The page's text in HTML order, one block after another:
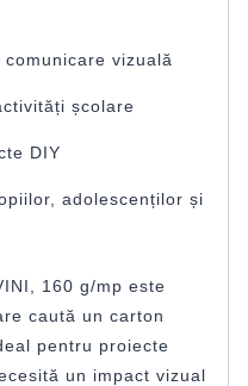
vizuală
școlare
DIY
adolescenților și
160 g/mp este
caută un carton
pentru proiecte
un impact vizual